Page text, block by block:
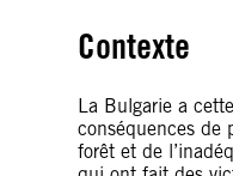
Contexte
La Bulgarie a
conséquences de
forêt et de